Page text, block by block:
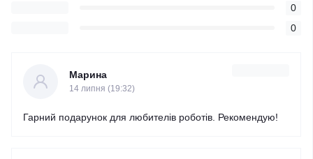
0
0
Марина
14 липня (19:32)
Гарний подарунок для любителів роботів. Рекомендую!